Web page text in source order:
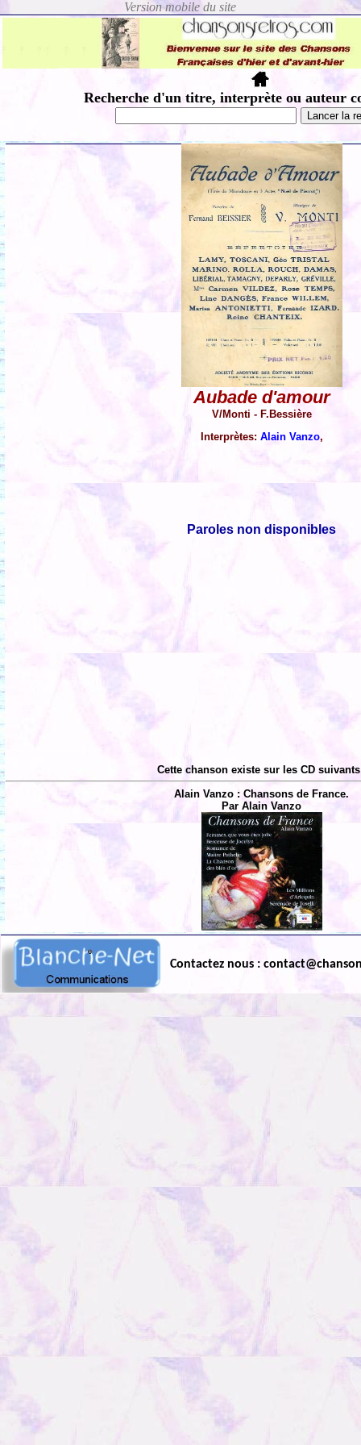
Recherche d'un titre, interprète ou auteur
Aubade d'amour
V/Monti - F.Bessière
Interprètes: Alain Vanzo,
Paroles non disponibles
Cette chanson existe sur les CD
Alain Vanzo : Chansons de France.
Par Alain Vanzo
Contactez nous :